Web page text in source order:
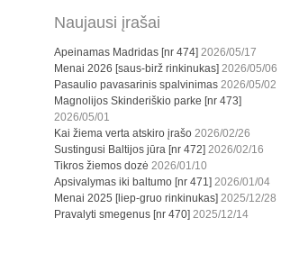
Naujausi įrašai
Apeinamas Madridas [nr 474] 2026/05/17
Menai 2026 [saus-birž rinkinukas] 2026/05/06
Pasaulio pavasarinis spalvinimas 2026/05/02
Magnolijos Skinderiškio parke [nr 473]
2026/05/01
Kai žiema verta atskiro įrašo 2026/02/26
Sustingusi Baltijos jūra [nr 472] 2026/02/16
Tikros žiemos dozė 2026/01/10
Apsivalymas iki baltumo [nr 471] 2026/01/04
Menai 2025 [liep-gruo rinkinukas] 2025/12/28
Pravalyti smegenus [nr 470] 2025/12/14